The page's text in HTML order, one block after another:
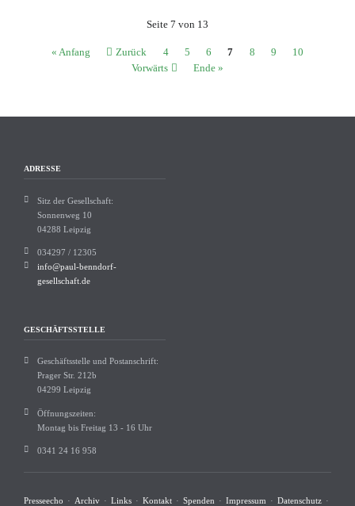
Restaurierungsprojektes
Seite 7 von 13
« Anfang Zurück 4 5 6 7 8 9
10
Vorwärts
Ende »
ADRESSE
Sitz der Gesellschaft:
Sonnenweg 10
04288 Leipzig
034297 / 12305
info@paul-benndorf-
gesellschaft.de
GESCHÄFTSSTELLE
Geschäftsstelle und Postanschrift:
Prager Str. 212b
04299 Leipzig
Öffnungszeiten:
Montag bis Freitag 13 - 16 Uhr
0341 24 16 958
Navigation
Presseecho Archiv Links Kontakt Spenden Impressum
Datenschutz